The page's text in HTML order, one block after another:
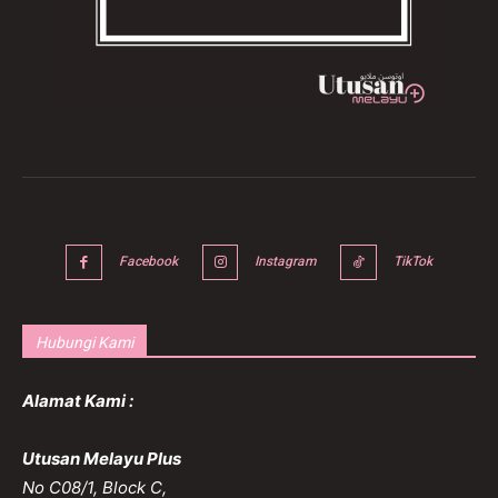
Facebook Instagram TikTok
Hubungi Kami
Alamat Kami :
Utusan Melayu Plus
No C08/1, Block C,